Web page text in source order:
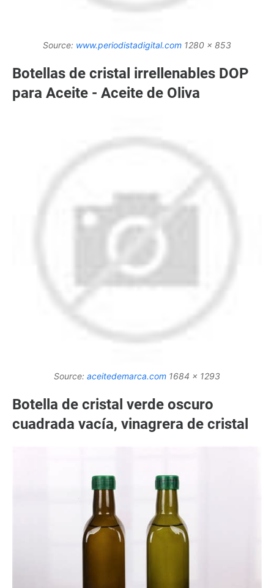
Source: www.periodistadigital.com 1280 x 853
Botellas de cristal irrellenables DOP
para Aceite - Aceite de Oliva
Source: aceitedemarca.com 1684 x 1293
Botella de cristal verde oscuro
cuadrada vacía, vinagrera de cristal